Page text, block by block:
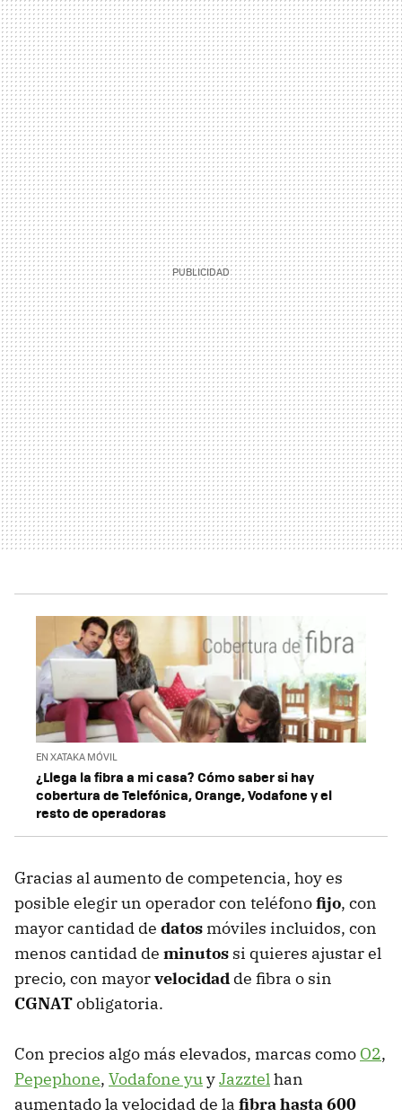
EN XATAKA MÓVIL
¿Llega la fibra a mi casa? Cómo saber si hay
cobertura de Telefónica, Orange, Vodafone y el
resto de operadoras
Gracias al aumento de competencia, hoy es
posible elegir un operador con teléfonofijo, con
mayor cantidad de datos móviles incluidos, con
menos cantidad de minutos si quieres ajustar el
precio, con mayorvelocidad de fibra o sin
CGNATobligatoria.
Con precios algo más elevados, marcas como O2,
Pepephone, Vodafone yuyJazztelhan
aumentado la velocidad de la fibra hasta 600